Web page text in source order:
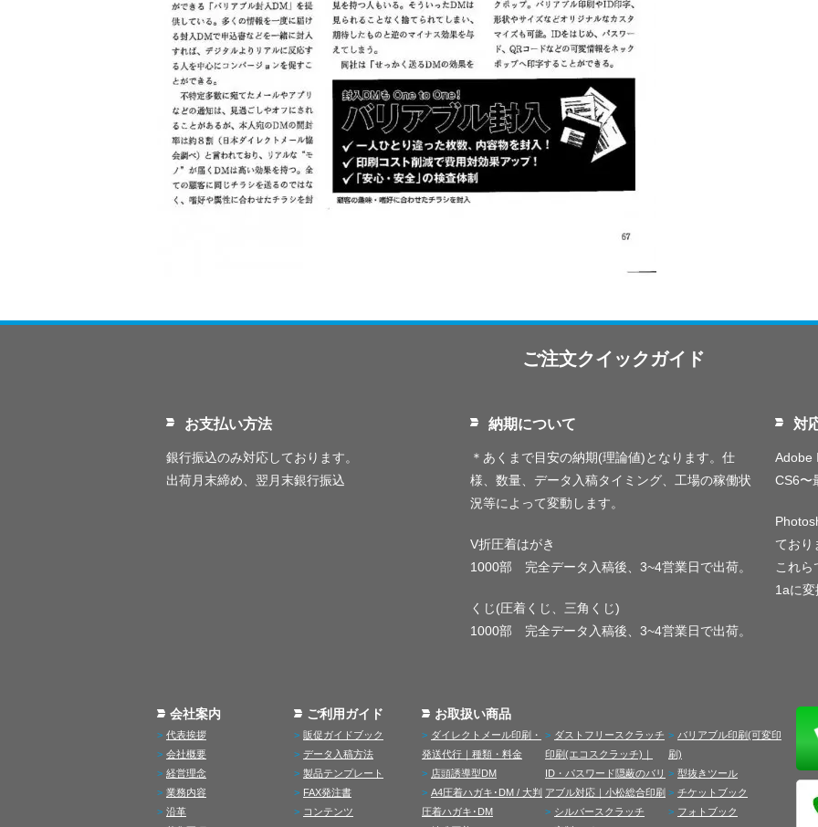
ご注文クイックガイド
お支払い方法
銀行振込のみ対応しております。
出荷月末締め、翌月末銀行振込
納期について
＊あくまで目安の納期(理論値)となります。仕
様、数量、データ入稿タイミング、工場の稼働状
況等によって変動します。
V折圧着はがき
1000部 完全データ入稿後、3~4営業日で出荷。
くじ(圧着くじ、三角くじ)
1000部 完全データ入稿後、3~4営業日で出荷。
対
Adobe
CS6〜
ており
これら
1aに
会社案内
代表挨拶
会社概要
経営理念
業務内容
沿革
ご利用ガイド
販促ガイドブック
データ入稿方法
製品テンプレート
FAX発注書
コンテンツ
お取扱い商品
ダイレクトメール印刷・
発送代行｜種類・料金
店頭誘導型DM
A4圧着ハガキ･DM / 大判
圧着ハガキ･DM
ダストフリースクラッチ
印刷(エコスクラッチ)｜
ID・パスワード隠蔽のバリ
アブル対応｜小松総合印刷
シルバースクラッチ
バリアブル印刷(可変印
刷)
型抜きツール
チケットブック
フォトブック